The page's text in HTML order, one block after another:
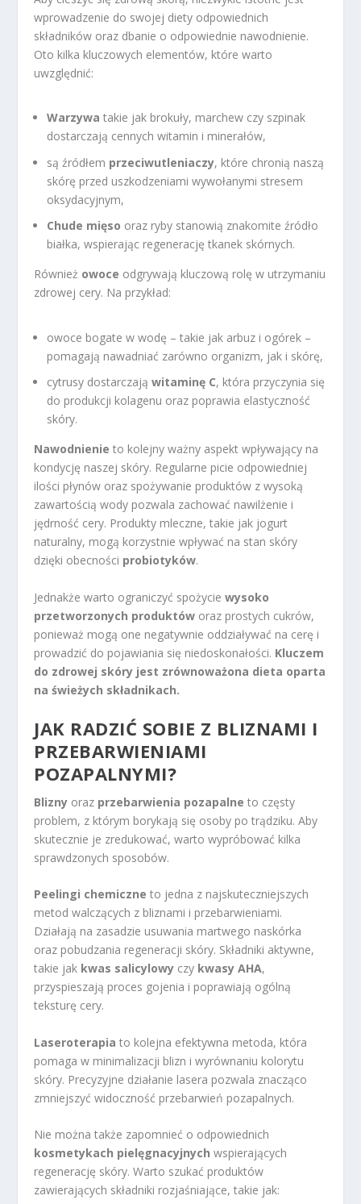
wprowadzenie do swojej diety odpowiednich
składników oraz dbanie o odpowiednie nawodnienie.
Oto kilka kluczowych elementów, które warto
uwzględnić:
Warzywa takie jak brokuły, marchew czy szpinak
dostarczają cennych witamin i minerałów,
są źródłem przeciwutleniaczy, które chronią naszą
skórę przed uszkodzeniami wywołanymi stresem
oksydacyjnym,
Chude mięso oraz ryby stanowią znakomite źródło
białka, wspierając regenerację tkanek skórnych.
Również owoce odgrywają kluczową rolę w utrzymaniu
zdrowej cery. Na przykład:
owoce bogate w wodę – takie jak arbuz i ogórek –
pomagają nawadniać zarówno organizm, jak i skórę,
cytrusy dostarczająwitaminę C, która przyczynia się
do produkcji kolagenu oraz poprawia elastyczność
skóry.
Nawodnienie to kolejny ważny aspekt wpływający na
kondycję naszej skóry. Regularne picie odpowiedniej
ilości płynów oraz spożywanie produktów z wysoką
zawartością wody pozwala zachować nawilżenie i
jędrność cery. Produkty mleczne, takie jak jogurt
naturalny, mogą korzystnie wpływać na stan skóry
dzięki obecności probiotyków.
Jednakże warto ograniczyć spożyciewysoko
przetworzonych produktów oraz prostych cukrów,
ponieważ mogą one negatywnie oddziaływać na cerę i
prowadzić do pojawiania się niedoskonałości. Kluczem
do zdrowej skóry jest zrównoważona dieta oparta
na świeżych składnikach.
JAK RADZIĆ SOBIE Z BLIZNAMI I
PRZEBARWIENIAMI
POZAPALNYMI?
Blizny oraz przebarwienia pozapalne to częsty
problem, z którym borykają się osoby po trądziku. Aby
skutecznie je zredukować, warto wypróbować kilka
sprawdzonych sposobów.
Peelingi chemiczne to jedna z najskuteczniejszych
metod walczących z bliznami i przebarwieniami.
Działają na zasadzie usuwania martwego naskórka
oraz pobudzania regeneracji skóry. Składniki aktywne,
takie jak kwas salicylowy czy kwasy AHA,
przyspieszają proces gojenia i poprawiają ogólną
teksturę cery.
Laseroterapia to kolejna efektywna metoda, która
pomaga w minimalizacji blizn i wyrównaniu kolorytu
skóry. Precyzyjne działanie lasera pozwala znacząco
zmniejszyć widoczność przebarwień pozapalnych.
Nie można także zapomnieć o odpowiednich
kosmetykach pielęgnacyjnych wspierających
regenerację skóry. Warto szukać produktów
zawierających składniki rozjaśniające, takie jak: